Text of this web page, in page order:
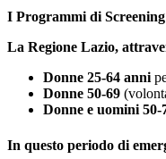
I Programmi di
La Regione Lazio,
Donne 25-64 anni
Donne 50-69
Donne e uomini 50-
In questo periodo di